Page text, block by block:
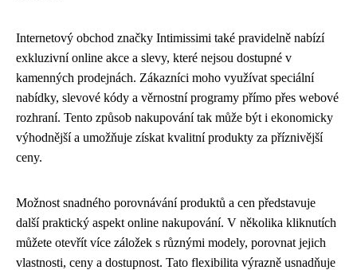
Internetový obchod značky Intimissimi také pravidelně nabízí
exkluzivní online akce a slevy, které nejsou dostupné v
kamenných prodejnách. Zákazníci moho využívat speciální
nabídky, slevové kódy a věrnostní programy přímo přes webové
rozhraní. Tento způsob nakupování tak může být i ekonomicky
výhodnější a umožňuje získat kvalitní produkty za příznivější
ceny.
Možnost snadného porovnávání produktů a cen představuje
další praktický aspekt online nakupování. V několika kliknutích
můžete otevřít více záložek s různými modely, porovnat jejich
vlastnosti, ceny a dostupnost. Tato flexibilita výrazně usnadňuje